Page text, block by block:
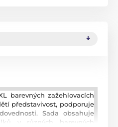
barevných zažehlovacích
představivost, podporuje
Sada obsahuje
v různých barevných